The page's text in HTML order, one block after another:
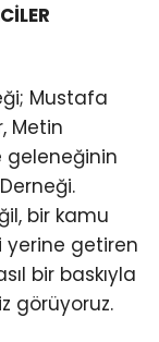
Mustafa
Metin
geleneğinin
bir kamu
yerine getiren
bir baskıyla
görüyoruz.